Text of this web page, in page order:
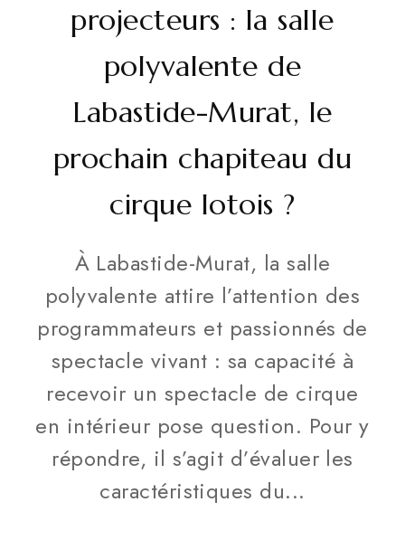
projecteurs : la salle
polyvalente de
Labastide-Murat, le
prochain chapiteau du
cirque lotois ?
À Labastide-Murat, la salle
polyvalente attire l’attention des
programmateurs et passionnés de
spectacle vivant : sa capacité à
recevoir un spectacle de cirque
en intérieur pose question. Pour y
répondre, il s’agit d’évaluer les
caractéristiques du...